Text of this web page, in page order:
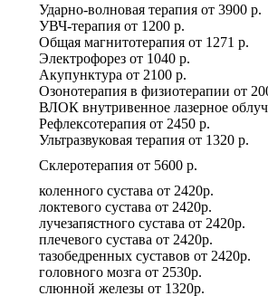
Ударно-волновая терапия от 3900 р.
УВЧ-терапия от 1200 р.
Общая магнитотерапия от 1271 р.
Электрофорез от 1040 р.
Акупунктура от 2100 р.
Озонотерапия в физиотерапии от
ВЛОК внутривенное лазерное
Рефлексотерапия от 2450 р.
Ультразвуковая терапия от 1320 р.
Склеротерапия от 5600 р.
коленного сустава от 2420р.
локтевого сустава от 2420р.
лучезапястного сустава от 2420р.
плечевого сустава от 2420р.
тазобедренных суставов от 2420р.
головного мозга от 2530р.
слюнной железы от 1320р.